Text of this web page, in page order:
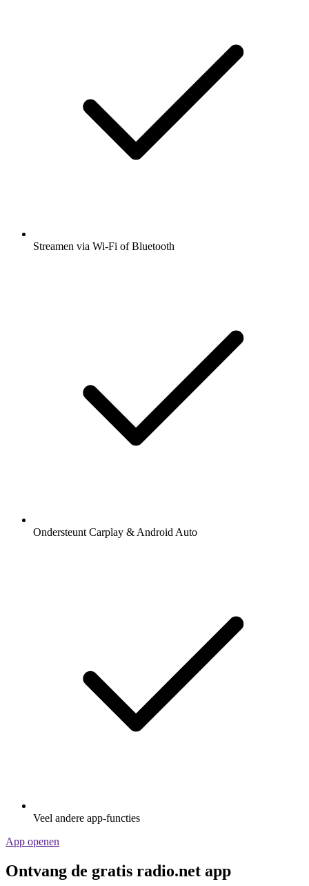
Streamen via Wi-Fi of Bluetooth
Ondersteunt Carplay & Android Auto
Veel andere app-functies
App openen
Ontvang de gratis radio.net app